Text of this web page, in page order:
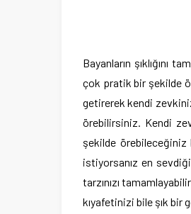
Bayanların şıklığını
çok pratik bir şekilde
getirerek kendi
örebilirsiniz. Kendi
şekilde örebileceğiniz
istiyorsanız en
tarzınızı
kıyafetinizi bile şık bir